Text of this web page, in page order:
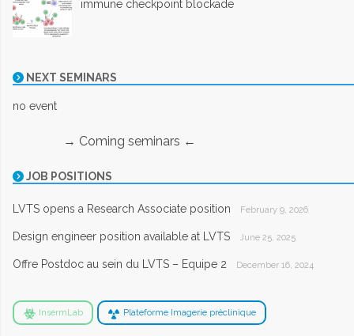
immune checkpoint blockade
NEXT SEMINARS
no event
→ Coming seminars ←
JOB POSITIONS
LVTS opens a Research Associate position February 9, 2026
Design engineer position available at LVTS June 25, 2025
Offre Postdoc au sein du LVTS – Equipe 2 December 16, 2024
InsermLab Plateforme Imagerie préclinique